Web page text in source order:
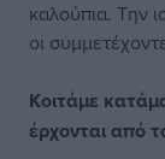
καλούπια. Την
οι
Κοιτάμε
έρχονται από